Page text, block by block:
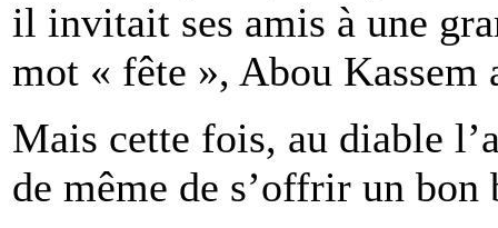
il invitait ses amis à une
mot « fête », Abou
Mais cette fois, au diable
de même de s’offrir un bon